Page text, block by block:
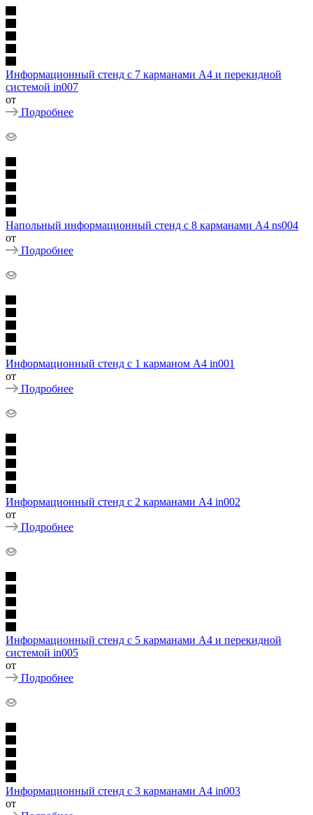
Информационный стенд с 7 карманами А4 и перекидной
системой in007
от
Подробнее
Напольный информационный стенд с 8 карманами А4 ns004
от
Подробнее
Информационный стенд с 1 карманом А4 in001
от
Подробнее
Информационный стенд с 2 карманами А4 in002
от
Подробнее
Информационный стенд с 5 карманами А4 и перекидной
системой in005
от
Подробнее
Информационный стенд с 3 карманами А4 in003
от